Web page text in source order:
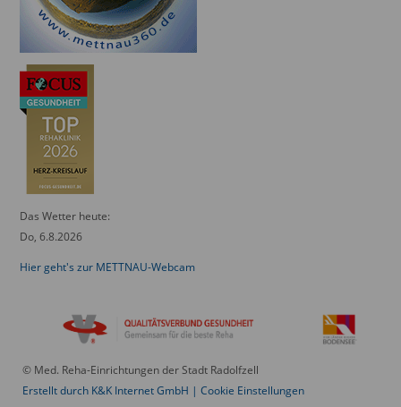
Das Wetter heute:
Do, 6.8.2026
Hier geht's zur METTNAU-Webcam
© Med. Reha-Einrichtungen der Stadt Radolfzell
Erstellt durch K&K Internet GmbH |Cookie Einstellungen